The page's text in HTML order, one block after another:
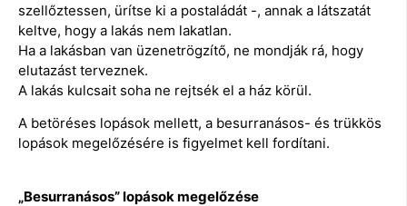
szellőztessen, ürítse ki a postaládát -, annak a látszatát
keltve, hogy a lakás nem lakatlan.
Ha a lakásban van üzenetrögzítő, ne mondják rá, hogy
elutazást terveznek.
A lakás kulcsait soha ne rejtsék el a ház körül.
A betöréses lopások mellett, a besurranásos- és trükkös
lopások megelőzésére is figyelmet kell fordítani.
„Besurranásos” lopások megelőzése